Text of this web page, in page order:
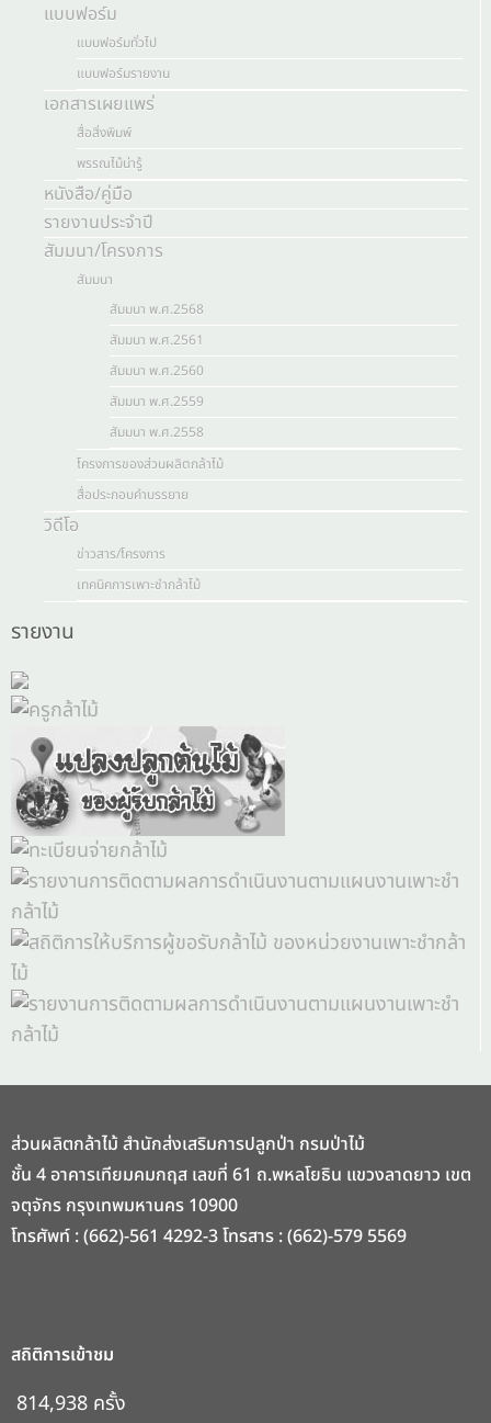
แบบฟอร์ม
แบบฟอร์มทั่วไป
แบบฟอร์มรายงาน
เอกสารเผยแพร่
สื่อสิ่งพิมพ์
พรรณไม้น่ารู้
หนังสือ/คู่มือ
รายงานประจำปี
สัมมนา/โครงการ
สัมมนา
สัมมนา พ.ศ.2568
สัมมนา พ.ศ.2561
สัมมนา พ.ศ.2560
สัมมนา พ.ศ.2559
สัมมนา พ.ศ.2558
โครงการของส่วนผลิตกล้าไม้
สื่อประกอบคำบรรยาย
วิดีโอ
ข่าวสาร/โครงการ
เทคนิคการเพาะชำกล้าไม้
รายงาน
ส่วนผลิตกล้าไม้ สำนักส่งเสริมการปลูกป่า กรมป่าไม้
ชั้น 4 อาคารเทียมคมกฤส เลขที่ 61 ถ.พหลโยธิน แขวงลาดยาว เขต
จตุจักร กรุงเทพมหานคร 10900
โทรศัพท์ : (662)-561 4292-3 โทรสาร : (662)-579 5569
สถิติการเข้าชม
814,938 ครั้ง